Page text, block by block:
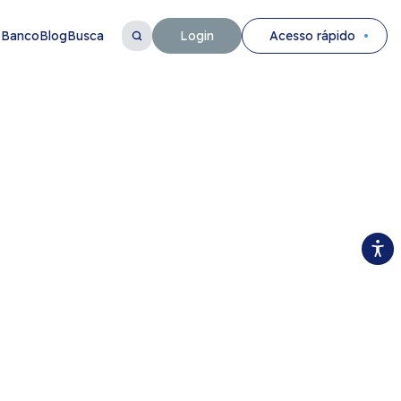
BlogBusca Login Acesso rápido